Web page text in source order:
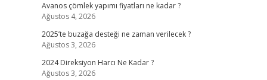
Avanos çömlek yapımı fiyatları ne kadar ?
Ağustos 4, 2026
2025’te buzağa desteği ne zaman verilecek ?
Ağustos 3, 2026
2024 Direksiyon Harcı Ne Kadar ?
Ağustos 3, 2026